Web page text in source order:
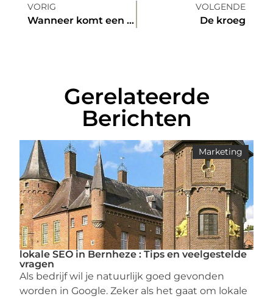
VORIG
Wanneer komt een psychotherapeut van pas?
VOLGENDE
De kroeg
Gerelateerde
Berichten
Marketing
lokale SEO in Bernheze : Tips en veelgestelde
vragen
Als bedrijf wil je natuurlijk goed gevonden
worden in Google. Zeker als het gaat om lokale